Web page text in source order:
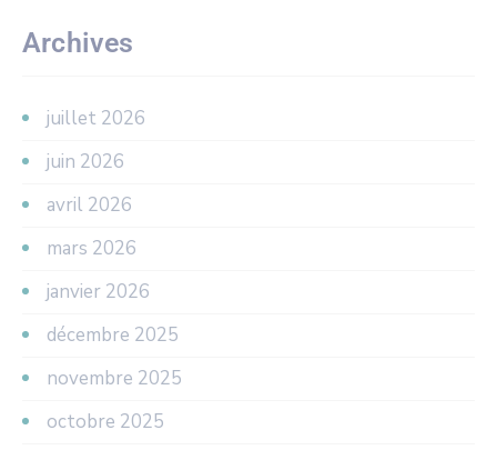
Archives
juillet 2026
juin 2026
avril 2026
mars 2026
janvier 2026
décembre 2025
novembre 2025
octobre 2025